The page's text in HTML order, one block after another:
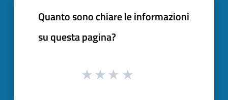
Quanto sono chiare le informazioni
su questa pagina?